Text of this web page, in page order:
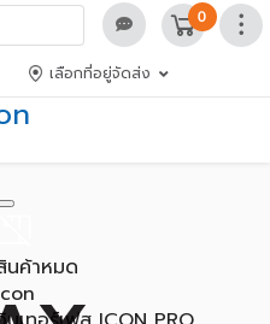
0
เลือกที่อยู่จัดส่ง
นค้าหมด